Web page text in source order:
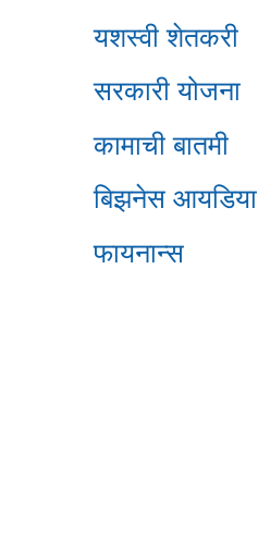
यशस्वी शेतकरी
सरकारी योजना
कामाची बातमी
बिझनेस आयडिया
फायनान्स